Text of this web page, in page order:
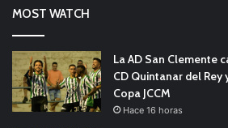
MOST WATCH
La AD San Clemente
CD Quintanar del
Copa JCCM
Hace 16 horas